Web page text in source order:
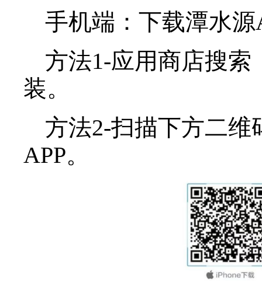
度。
1. 与会发言人
由组委会邀请，进
知。
参会方式一：扫描“